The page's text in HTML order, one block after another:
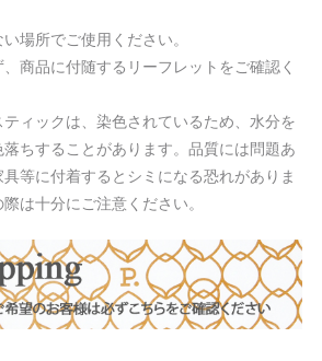
場所でご使用ください。
、商品に付随するリーフレットをご確認く
ティックは、染色されているため、水分を
ちすることがあります。品質には問題あ
等に付着するとシミになる恐れがありま
は十分にご注意ください。